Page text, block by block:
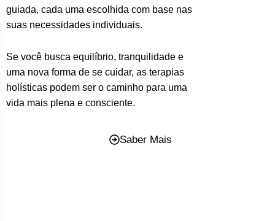
guiada, cada uma escolhida com base nas
suas necessidades individuais.
Se você busca equilíbrio, tranquilidade e
uma nova forma de se cuidar, as terapias
holísticas podem ser o caminho para uma
vida mais plena e consciente.
Saber Mais